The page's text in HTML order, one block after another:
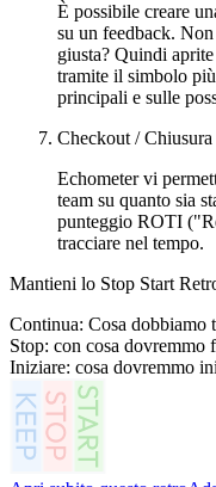
È possibile creare
su un feedback.
giusta? Quindi
tramite il simbolo
principali e sulle
Checkout /
Echometer vi
team su quanto sia
punteggio ROTI
tracciare nel tempo.
Mantieni lo Stop Start
Continua: Cosa dobbiamo
Stop: con cosa dovremmo
Iniziare: cosa dovremmo